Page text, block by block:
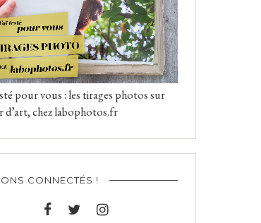
pour vous : les tirages photos sur
d’art, chez labophotos.fr
CONNECTÉS !